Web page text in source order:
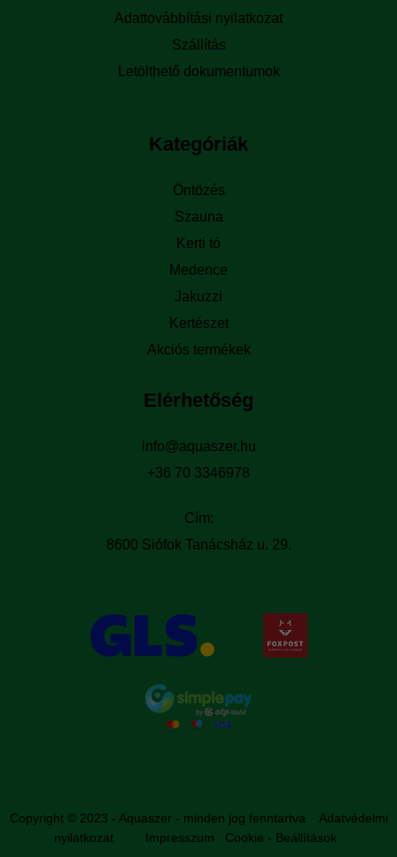
Adattovábbítási nyilatkozat
Szállítás
Letölthető dokumentumok
Kategóriák
Öntözés
Szauna
Kerti tó
Medence
Jakuzzi
Kertészet
Akciós termékek
Elérhetőség
info@aquaszer.hu
+36 70 3346978
Cím:
8600 Siófok Tanácsház u. 29.
Copyright © 2023 - Aquaszer - minden jog fenntartva
Adatvédelmi
nyilatkozat
Impresszum Cookie - Beállítások